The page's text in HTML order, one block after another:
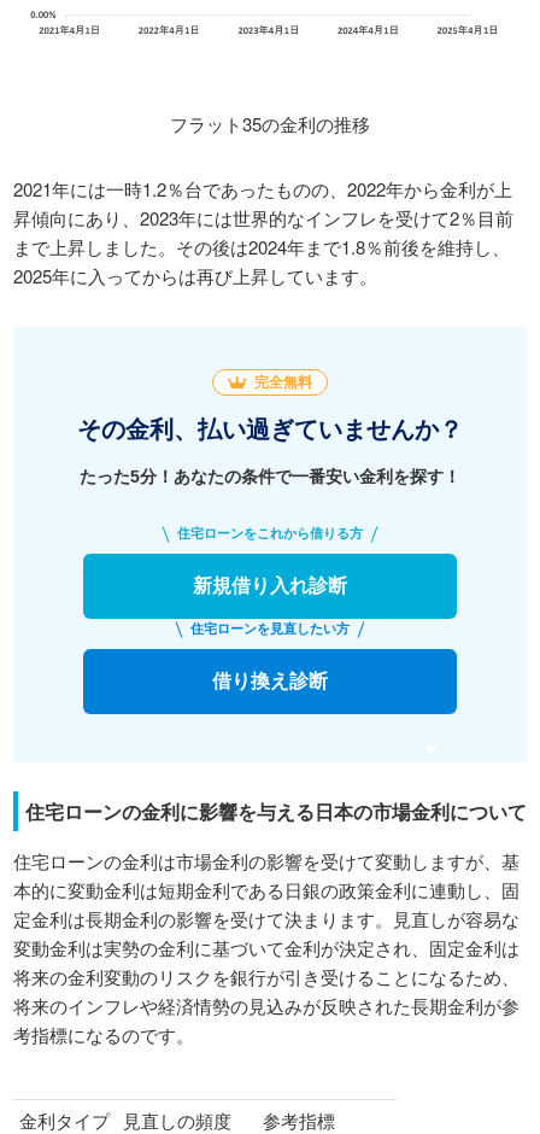
フラット35の金利の推移
2021年には一時1.2％台であったものの、2022年から金利が上
昇傾向にあり、2023年には世界的なインフレを受けて2％目前
まで上昇しました。その後は2024年まで1.8％前後を維持し、
2025年に入ってからは再び上昇しています。
完全無料
その金利、払い過ぎていませんか？
たった5分！あなたの条件で一番安い金利を探す！
住宅ローンをこれから借りる方
新規借り入れ診断
住宅ローンを見直したい方
借り換え診断
住宅ローンの金利に影響を与える日本の市場金利について
住宅ローンの金利は市場金利の影響を受けて変動しますが、基
本的に変動金利は短期金利である日銀の政策金利に連動し、固
定金利は長期金利の影響を受けて決まります。見直しが容易な
変動金利は実勢の金利に基づいて金利が決定され、固定金利は
将来の金利変動のリスクを銀行が引き受けることになるため、
将来のインフレや経済情勢の見込みが反映された長期金利が参
考指標になるのです。
金利タイプ 見直しの頻度
参考指標